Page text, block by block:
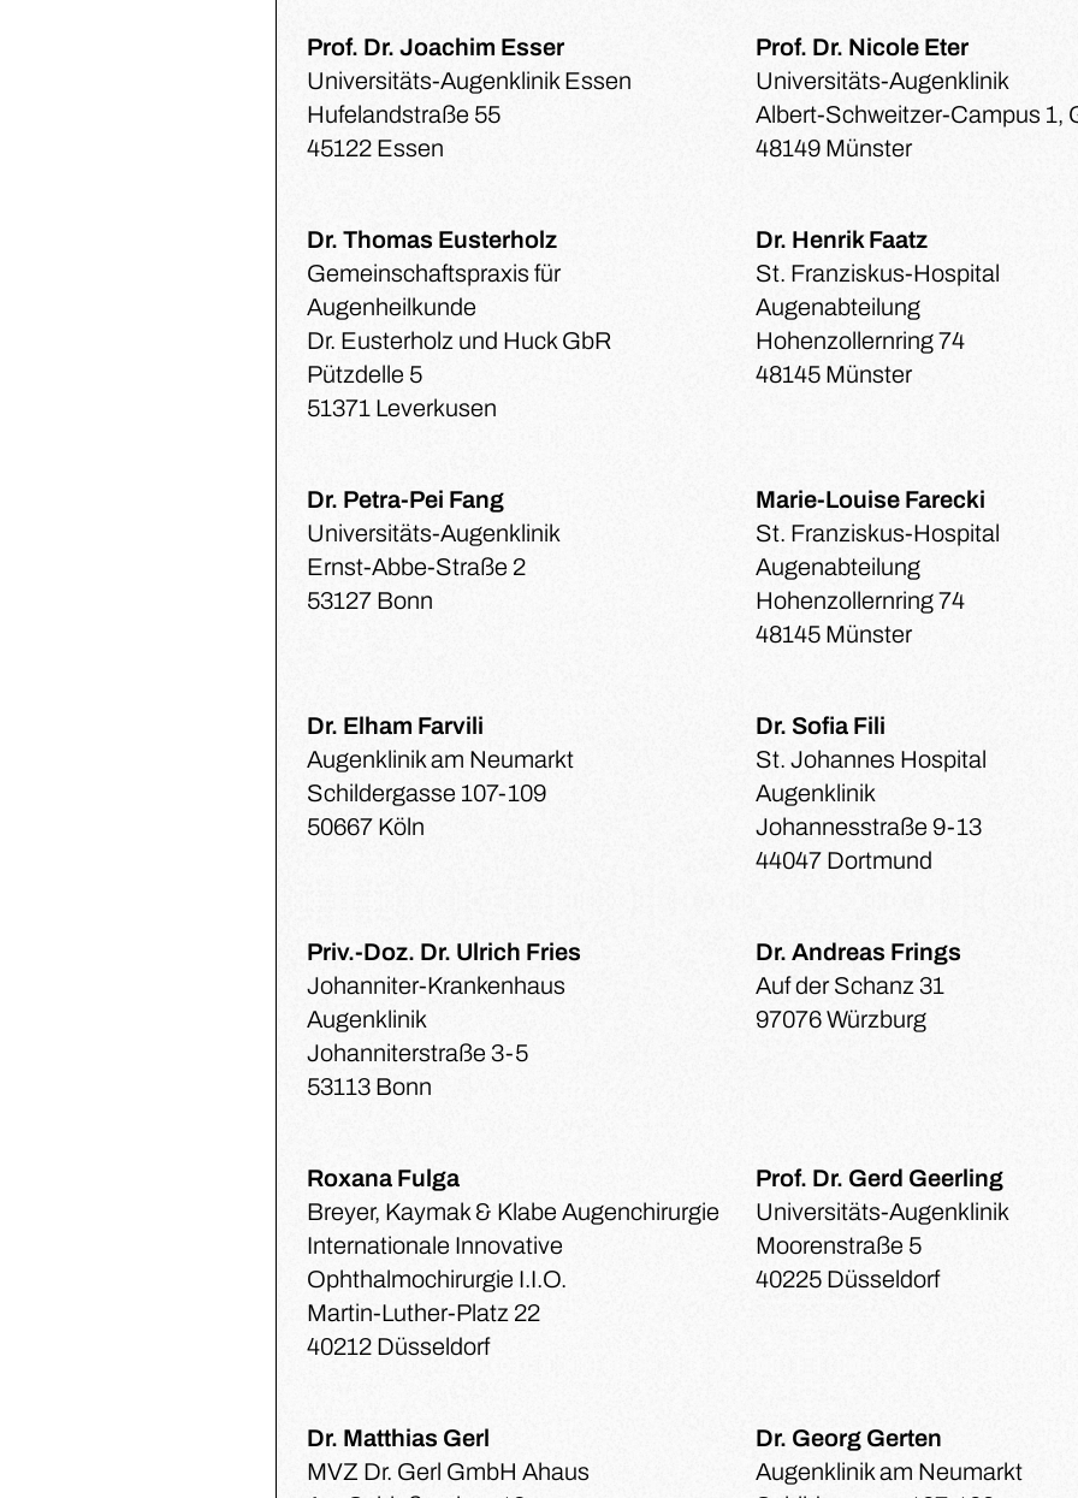
Prof. Dr. Joachim Esser
Universitäts-Augenklinik Essen
Hufelandstraße 55
45122 Essen
Prof. Dr. Nicole Eter
Universitäts-Augenklinik
Albert-Schweitzer-Campus 1,
48149 Münster
Dr. Thomas Eusterholz
Gemeinschaftspraxis für
Augenheilkunde
Dr. Eusterholz und Huck GbR
Pützdelle 5
51371 Leverkusen
Dr. Henrik Faatz
St. Franziskus-Hospital
Augenabteilung
Hohenzollernring 74
48145 Münster
Dr. Petra-Pei Fang
Universitäts-Augenklinik
Ernst-Abbe-Straße 2
53127 Bonn
Marie-Louise Farecki
St. Franziskus-Hospital
Augenabteilung
Hohenzollernring 74
48145 Münster
Dr. Elham Farvili
Augenklinik am Neumarkt
Schildergasse 107-109
50667 Köln
Dr. Sofia Fili
St. Johannes Hospital
Augenklinik
Johannesstraße 9-13
44047 Dortmund
Priv.-Doz. Dr. Ulrich Fries
Johanniter-Krankenhaus
Augenklinik
Johanniterstraße 3-5
53113 Bonn
Dr. Andreas Frings
Auf der Schanz 31
97076 Würzburg
Roxana Fulga
Breyer, Kaymak & Klabe Augenchirurgie
Internationale Innovative
Ophthalmochirurgie I.I.O.
Martin-Luther-Platz 22
40212 Düsseldorf
Prof. Dr. Gerd Geerling
Universitäts-Augenklinik
Moorenstraße 5
40225 Düsseldorf
Dr. Matthias Gerl
MVZ Dr. Gerl GmbH Ahaus
Dr. Georg Gerten
Augenklinik am Neumarkt